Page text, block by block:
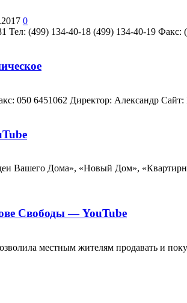
0
Teл: (499) 134-40-18 (499) 134-40-19 Факс:
050 6451062 Директор: Александр
Вашего Дома», «Новый Дом»,
Свободы — YouTube
местным жителям продавать и